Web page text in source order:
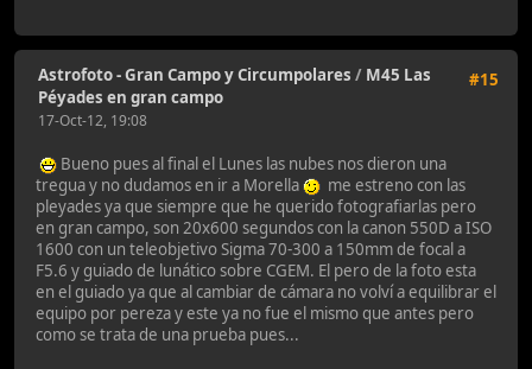
#15
Astrofoto - Gran Campo y Circumpolares / M45 Las
Péyades en gran campo
17-Oct-12, 19:08
Bueno pues al final el Lunes las nubes nos dieron una
tregua y no dudamos en ir a Morella
me estreno con las
pleyades ya que siempre que he querido fotografiarlas pero
en gran campo, son 20x600 segundos con la canon 550D a ISO
1600 con un teleobjetivo Sigma 70-300 a 150mm de focal a
F5.6 y guiado de lunático sobre CGEM. El pero de la foto esta
en el guiado ya que al cambiar de cámara no volví a equilibrar el
equipo por pereza y este ya no fue el mismo que antes pero
como se trata de una prueba pues...